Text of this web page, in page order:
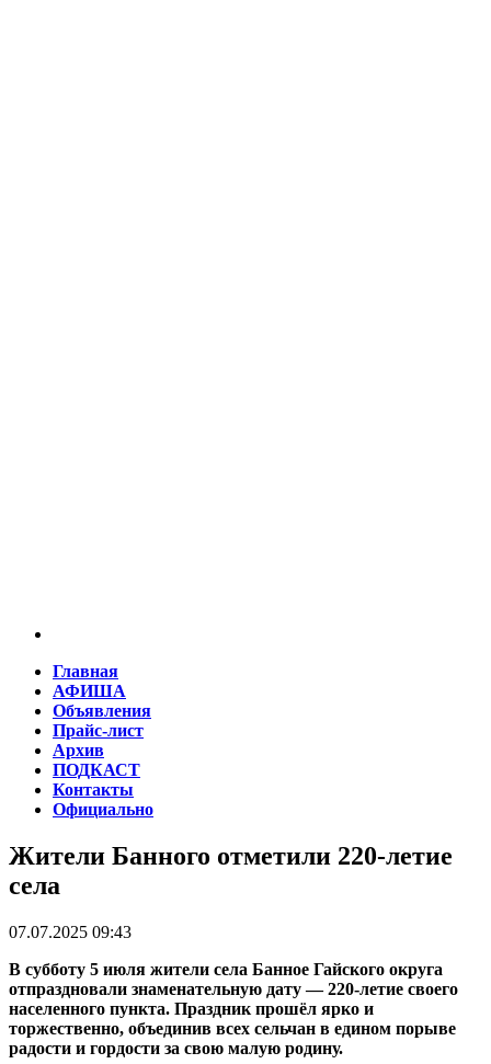
Главная
АФИША
Объявления
Прайс-лист
Архив
ПОДКАСТ
Контакты
Официально
Жители Банного отметили 220-летие
села
07.07.2025 09:43
В субботу 5 июля жители села Банное Гайского округа
отпраздновали знаменательную дату — 220-летие своего
населенного пункта. Праздник прошёл ярко и
торжественно, объединив всех сельчан в едином порыве
радости и гордости за свою малую родину.